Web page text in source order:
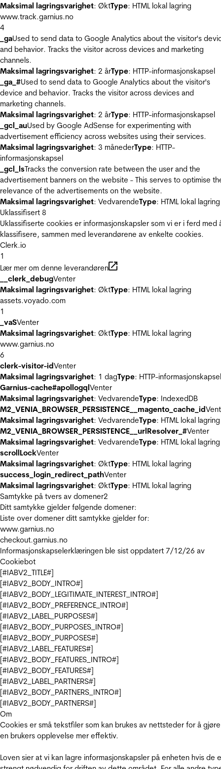
Maksimal lagringsvarighet: ØktType: HTML lokal lagring
www.track.garnius.no
4
_gaUsed to send data to Google Analytics about the visitor's
and behavior. Tracks the visitor across devices and marketing
channels.
Maksimal lagringsvarighet: 2 årType: HTTP-informasjonskapsel
_ga_#Used to send data to Google Analytics about the visitor's
device and behavior. Tracks the visitor across devices and
marketing channels.
Maksimal lagringsvarighet: 2 årType: HTTP-informasjonskapsel
_gcl_auUsed by Google AdSense for experimenting with
advertisement efficiency across websites using their services.
Maksimal lagringsvarighet: 3 månederType: HTTP-
informasjonskapsel
_gcl_lsTracks the conversion rate between the user and the
advertisement banners on the website - This serves to optimise
relevance of the advertisements on the website.
Maksimal lagringsvarighet: VedvarendeType: HTML lokal lagring
Uklassifisert 8
Uklassifiserte cookies er informasjonskapsler som vi er i ferd med
klassifisere, sammen med leverandørene av enkelte cookies.
Clerk.io
1
Lær mer om denne leverandøren
__clerk_debugVenter
Maksimal lagringsvarighet: ØktType: HTML lokal lagring
assets.voyado.com
1
_vaSVenter
Maksimal lagringsvarighet: ØktType: HTML lokal lagring
www.garnius.no
6
clerk-visitor-idVenter
Maksimal lagringsvarighet: 1 dagType: HTTP-informasjonskapsel
Garnius-cache#apollogqlVenter
Maksimal lagringsvarighet: VedvarendeType: IndexedDB
M2_VENIA_BROWSER_PERSISTENCE__magento_cache_id
Maksimal lagringsvarighet: VedvarendeType: HTML lokal lagring
M2_VENIA_BROWSER_PERSISTENCE__urlResolver_#Venter
Maksimal lagringsvarighet: VedvarendeType: HTML lokal lagring
scrollLockVenter
Maksimal lagringsvarighet: ØktType: HTML lokal lagring
success_login_redirect_pathVenter
Maksimal lagringsvarighet: ØktType: HTML lokal lagring
Samtykke på tvers av domener2
Ditt samtykke gjelder følgende domener:
Liste over domener ditt samtykke gjelder for:
www.garnius.no
checkout.garnius.no
Informasjonskapselerklæringen ble sist oppdatert 7/12/26 av
Cookiebot
[#IABV2_TITLE#]
[#IABV2_BODY_INTRO#]
[#IABV2_BODY_LEGITIMATE_INTEREST_INTRO#]
[#IABV2_BODY_PREFERENCE_INTRO#]
[#IABV2_LABEL_PURPOSES#]
[#IABV2_BODY_PURPOSES_INTRO#]
[#IABV2_BODY_PURPOSES#]
[#IABV2_LABEL_FEATURES#]
[#IABV2_BODY_FEATURES_INTRO#]
[#IABV2_BODY_FEATURES#]
[#IABV2_LABEL_PARTNERS#]
[#IABV2_BODY_PARTNERS_INTRO#]
[#IABV2_BODY_PARTNERS#]
Om
Cookies er små tekstfiler som kan brukes av nettsteder for å gjøre
en brukers opplevelse mer effektiv.
Loven sier at vi kan lagre informasjonskapsler på enheten hvis de